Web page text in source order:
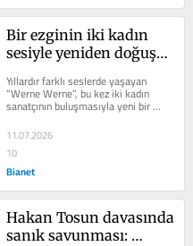
Bir ezginin iki kadın
sesiyle yeniden doğuşu:
Yıllardır farklı seslerde yaşayan
“Werne Werne”, bu kez iki kadın
sanatçının buluşmasıyla yeni bir
yolculuğa çıktı. Ruken Yılmaz,...
11.07.2026
10
Bianet
Hakan Tosun davasında
sanık savunması: